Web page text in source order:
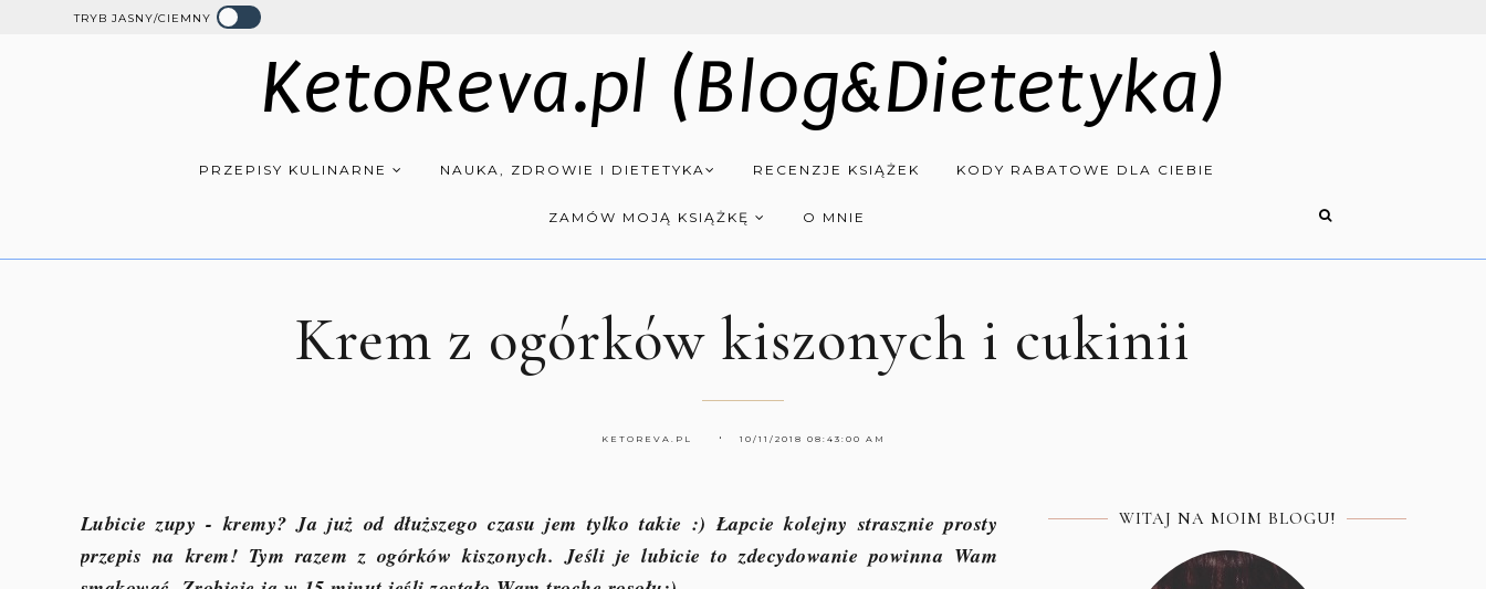
TRYB JASNY/CIEMNY
KetoReva.pl (Blog&Dietetyka)
PRZEPISY KULINARNE NAUKA, ZDROWIE I DIETETYKA RECENZJE KSIĄŻEK KODY RABATOWE DLA CIEBIE
ZAMÓW MOJĄ KSIĄŻKĘ O MNIE
Krem z ogórków kiszonych i cukinii
KETOREVA.PL 10/11/2018 08:43:00 AM
Lubicie zupy - kremy? Ja już od dłuższego czasu jem tylko takie :) Łapcie kolejny strasznie prosty
przepis na krem! Tym razem z ogórków kiszonych. Jeśli je lubicie to zdecydowanie powinna Wam
WITAJ NA MOIM BLOGU!